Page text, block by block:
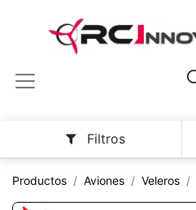
Filtros
Productos Aviones Veleros